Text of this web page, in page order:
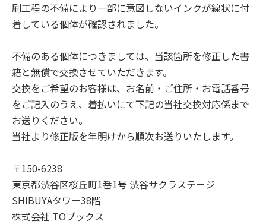
刷工程の不備により一部に意図しないインクが線状に付
着している個体が確認されました。
不備のある個体につきましては、当該箇所を修正した書
籍と無償で交換させていただきます。
交換をご希望のお客様は、お名前・ご住所・お電話番号
をご記入のうえ、着払いにて下記の当社交換対応係まで
お送りください。
当社より修正版を年明けから順次お送りいたします。
〒150-6238
東京都渋谷区桜丘町1番1号 渋谷サクラステージ
SHIBUYAタワー38階
株式会社 TOブックス